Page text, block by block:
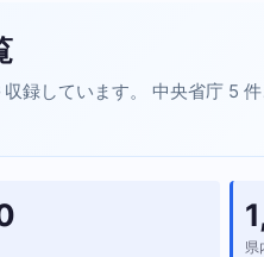
収録しています。 中央省庁 5
県